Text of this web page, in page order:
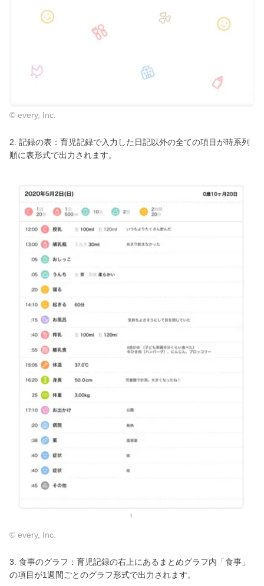
© every, Inc.
2. 記録の表：育児記録で入力した日記以外の全ての項目が時系列
順に表形式で出力されます。
© every, Inc.
3. 食事のグラフ：育児記録の右上にあるまとめグラフ内「食事」
の項目が1週間ごとのグラフ形式で出力されます。